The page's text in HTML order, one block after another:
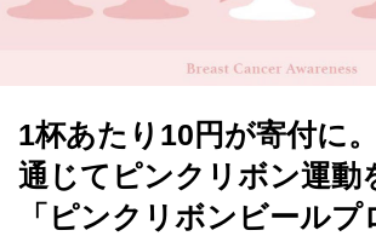
1杯あたり10円が寄付に
通じてピンクリボン運動
「ピンクリボンビールプ